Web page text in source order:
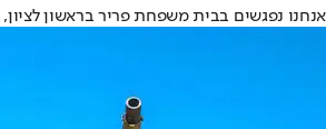
אנחנו נפגשים בבית משפחת פריר בראשון